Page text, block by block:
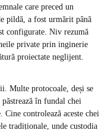
care preced un
pildă, a fost urmărit până
configurate. Niv rezumă
private prin inginerie
proiectate neglijent.
Multe protocoale, deși se
în fundal chei
controlează aceste chei
tradiționale, unde custodia